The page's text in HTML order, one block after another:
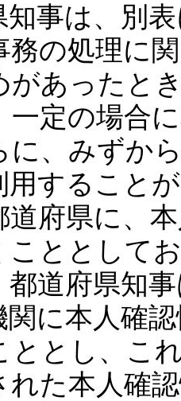
事は、別
務の処理に
があったと
一定の場合
に、みずか
用すること
府県に、
こととして
道府県知
関に本人確
ととし、こ
れた本人確